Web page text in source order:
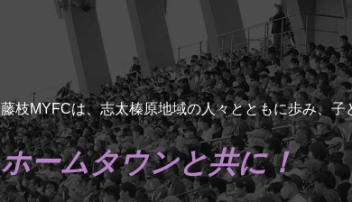
藤枝MYFCは、志太榛原地域の人々とともに歩み、
ホームタウンと共に！